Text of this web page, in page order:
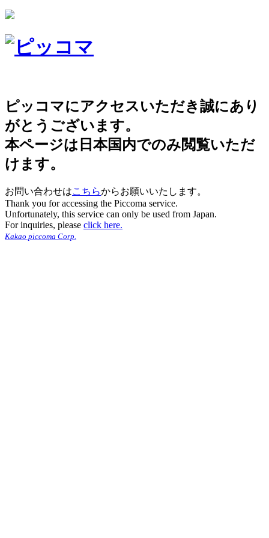
ピッコマにアクセスいただき誠にあり
がとうございます。
本ページは日本国内でのみ閲覧いただ
けます。
お問い合わせはこちらからお願いいたします。
Thank you for accessing the Piccoma service.
Unfortunately, this service can only be used from Japan.
For inquiries, please click here.
Kakao piccoma Corp.